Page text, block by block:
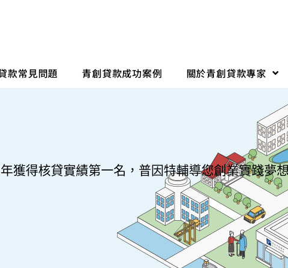
款常見問題 青創貸款成功案例 關於青創貸款專家
獲得核貸實績第一名，普因特輔導您創業實踐夢